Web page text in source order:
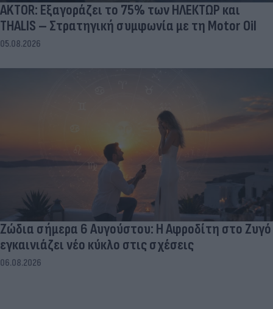
AKTOR: Εξαγοράζει το 75% των ΗΛΕΚΤΩΡ και
THALIS – Στρατηγική συμφωνία με τη Motor Oil
05.08.2026
Ζώδια σήμερα 6 Αυγούστου: Η Αφροδίτη στο Ζυγό
εγκαινιάζει νέο κύκλο στις σχέσεις
06.08.2026